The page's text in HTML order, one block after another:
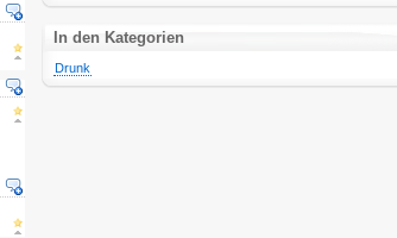
In den Kategorien
Drunk